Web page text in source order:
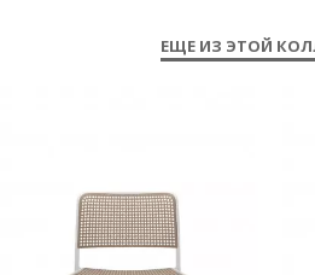
ЕЩЕ ИЗ ЭТОЙ